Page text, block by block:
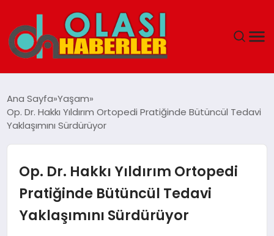
SPOR
SAĞLIK
TEKNOLOJI
Ana Sayfa Yaşam
Op. Dr. Hakkı Yıldırım Ortopedi Pratiğinde Bütüncül Tedavi
Yaklaşımını Sürdürüyor
Op. Dr. Hakkı Yıldırım Ortopedi
Pratiğinde Bütüncül Tedavi
Yaklaşımını Sürdürüyor